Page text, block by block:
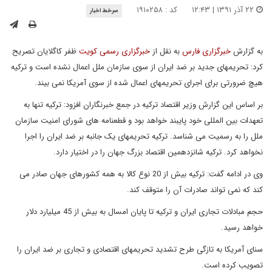
کد : ۱۹۱۰۲۵۸ سرخط اخبار
به گزارشخبرگزاری فارسبه نقل از خبرگزاری رسمی کویتظفر کاگلایان تصریح
کرد: تحریمهای جدید بر ضد ایران از سوی سازمان ملل اعمال نشده است و ترکیه
هیچ ضرورتی برای اجرای تحریمهای اعمال شده از سوی آمریکا نمی بیند.
بر اساس این گزارش وزیر اقتصاد ترکیه در جمع خبرنگاران افزود: ترکیه تنها به
تعهدات بین المللی خود پایبند خواهد بود و قطعنامه های شورای امنیت سازمان
ملل را به رسمیت می شناسد. ترکیه تحریمهای یک جانبه بر ضد ایران را اجرا
نخواهد کرد. ترکیه شانزدهمین اقتصاد بزرگ جهان را در اختیار دارد.
وی در ادامه گفت: ترکیه بیش از 20 نوع کالا به همه کشورهای جهان صادر می
کند که نمی تواند صادرات آن را متوقف کند.
حجم مبادلات تجاری ایران و ترکیه تا پایان امسال به بیش از 45 میلیارد دلار
خواهد رسید.
سنای آمریکا به تازگی طرح تشدید تحریمهای اقتصادی و تجاری بر ضد ایران را
تصویب کرده است.